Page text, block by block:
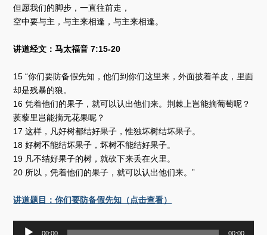
但愿我们的脚步，一直往前走，
空中要与主，与主来相逢，与主来相逢。
讲道经文：马太福音 7:15-20
15 “你们要防备假先知，他们到你们这里来，外面披着羊皮，里面
却是残暴的狼。
16 凭着他们的果子，就可以认出他们来。荆棘上岂能摘葡萄呢？
蒺藜里岂能摘无花果呢？
17 这样，凡好树都结好果子，惟独坏树结坏果子。
18 好树不能结坏果子，坏树不能结好果子。
19 凡不结好果子的树，就砍下来丢在火里。
20 所以，凭着他们的果子，就可以认出他们来。”
讲道题目：你们要防备假先知（点击查看）
00:00 00:00